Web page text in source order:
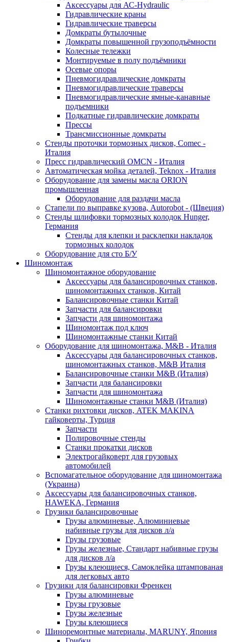
Аксессуары для АС-Hydraulic
Гидравлические краны
Гидравлические траверсы
Домкраты бутылочные
Домкраты повышенной грузоподъёмности
Колесные тележки
Монтируемые в полу подъёмники
Осевые опоры
Пневмогидравлические домкраты
Пневмогидравлические траверсы
Пневмогидравлические ямные-канавные
подъемники
Подкатные гидравлические домкраты
Прессы
Трансмиссионные домкраты
Стенды проточки тормозных дисков, Comec -
Италия
Пресс гидравлический OMCN - Италия
Автоматическая мойка деталей, Teknox - Италия
Оборудование для замены масла ORION
промышленная
Оборудование для раздачи масла
Стапели по выправке кузова, Autorobot - (Швеция)
Стенды шлифовки тормозных колодок Hunger,
Германия
Стенды для клепки и расклепки накладок
тормозных колодок
Оборудование для сто Б/У
Шиномонтаж
Шиномонтажное оборудование
Аксессуары для балансировочных станков,
шиномонтажных станков, Китай
Балансировочные станки Китай
Запчасти для балансировки
Запчасти для шиномонтажа
Шиномонтаж под ключ
Шиномонтажные станки Китай
Оборудование для шиномонтажа, M&B - Италия
Аксессуары для балансировочных станков,
шиномонтажных станков, M&B Италия
Балансировочные станки M&B (Италия)
Запчасти для балансировки
Запчасти для шиномонтажа
Шиномонтажные станки M&B (Италия)
Станки рихтовки дисков, ATEK MAKINA
гайковерты, Турция
Запчасти
Полировочные стенды
Станки прокатки дисков
Электрогайковерт для грузовых
автомобилей
Вспомагательное оборудование для шиномонтажа
(Украина)
Аксессуары для балансировочных станков,
HAWEKA, Германия
Грузики балансировочные
Грузы алюминевые, Алюминиевые
набивные грузы для дисков л/а
Грузы грузовые
Грузы железные, Cтандарт набивные грузы
для дисков л/а
Грузы клеющиеся, Самоклейка штампованая
для легковых авто
Грузики для балансировки Френкен
Грузы алюминевые
Грузы грузовые
Грузы железные
Грузы клеющиеся
Шиноремонтные материалы, MARUNY, Япония